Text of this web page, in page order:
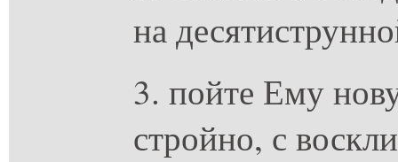
на
3. пойте Ему
стройно, с